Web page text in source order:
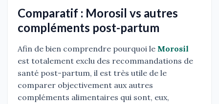
Comparatif : Morosil vs autres
compléments post-partum
Afin de bien comprendre pourquoi le Morosil
est totalement exclu des recommandations de
santé post-partum, il est très utile de le
comparer objectivement aux autres
compléments alimentaires qui sont, eux,